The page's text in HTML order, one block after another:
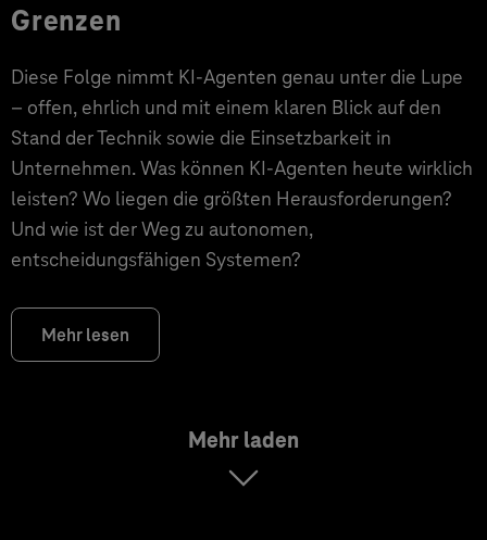
Grenzen
Diese Folge nimmt KI-Agenten genau unter die Lupe
– offen, ehrlich und mit einem klaren Blick auf den
Stand der Technik sowie die Einsetzbarkeit in
Unternehmen. Was können KI-Agenten heute wirklich
leisten? Wo liegen die größten Herausforderungen?
Und wie ist der Weg zu autonomen,
entscheidungsfähigen Systemen?
Mehr lesen
Mehr laden